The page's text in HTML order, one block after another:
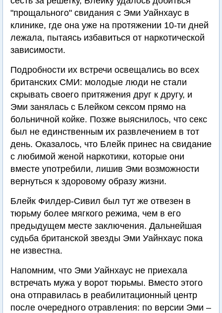
"прощального" свидания с Эми Уайнхаус в
клинике, где она уже на протяжении 10-ти дней
лежала, пытаясь избавиться от наркотической
зависимости.
Подробности их встречи освещались во всех
британских СМИ: молодые люди не стали
скрывать своего притяжения друг к другу, и
Эми занялась с Блейком сексом прямо на
больничной койке. Позже выяснилось, что секс
был не единственным их развлечением в тот
день. Оказалось, что Блейк принес на свидание
с любимой женой наркотики, которые они
вместе употребили, лишив Эми возможности
вернуться к здоровому образу жизни.
Блейк Филдер-Сивил был тут же отвезен в
тюрьму более мягкого режима, чем в его
предыдущем месте заключения. Дальнейшая
судьба британской звезды Эми Уайнхаус пока
не известна.
Напомним, что Эми Уайнхаус не приехала
встречать мужа у ворот тюрьмы. Вместо этого
она отправилась в реабилитационный центр
после очередного отравления: по версии Эми –